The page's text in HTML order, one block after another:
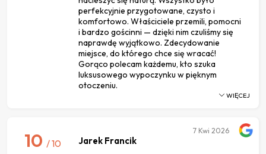
perfekcyjnie przygotowane, czysto i
komfortowo. Właściciele przemili, pomocni
i bardzo gościnni — dzięki nim czuliśmy się
naprawdę wyjątkowo. Zdecydowanie
miejsce, do którego chce się wracać!
Gorąco polecam każdemu, kto szuka
luksusowego wypoczynku w pięknym
otoczeniu.
WIĘCEJ
10 / 10 Jarek Francik
7 Kwi 2026